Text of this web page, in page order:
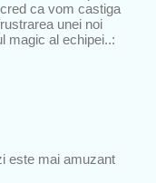
ca vom castiga
unei noi
magic al echipei..:
este mai amuzant